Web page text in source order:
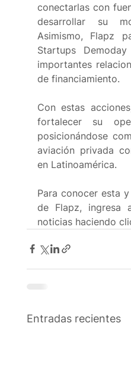
conectarlas con
desarrollar su
Asimismo, Flapz
Startups
importantes
de financiamiento.
Con estas
fortalecer su
posicionándose
aviación privada
en Latinoamérica.
Para conocer esta
de Flapz, ingresa
noticias haciendo
Entradas recientes